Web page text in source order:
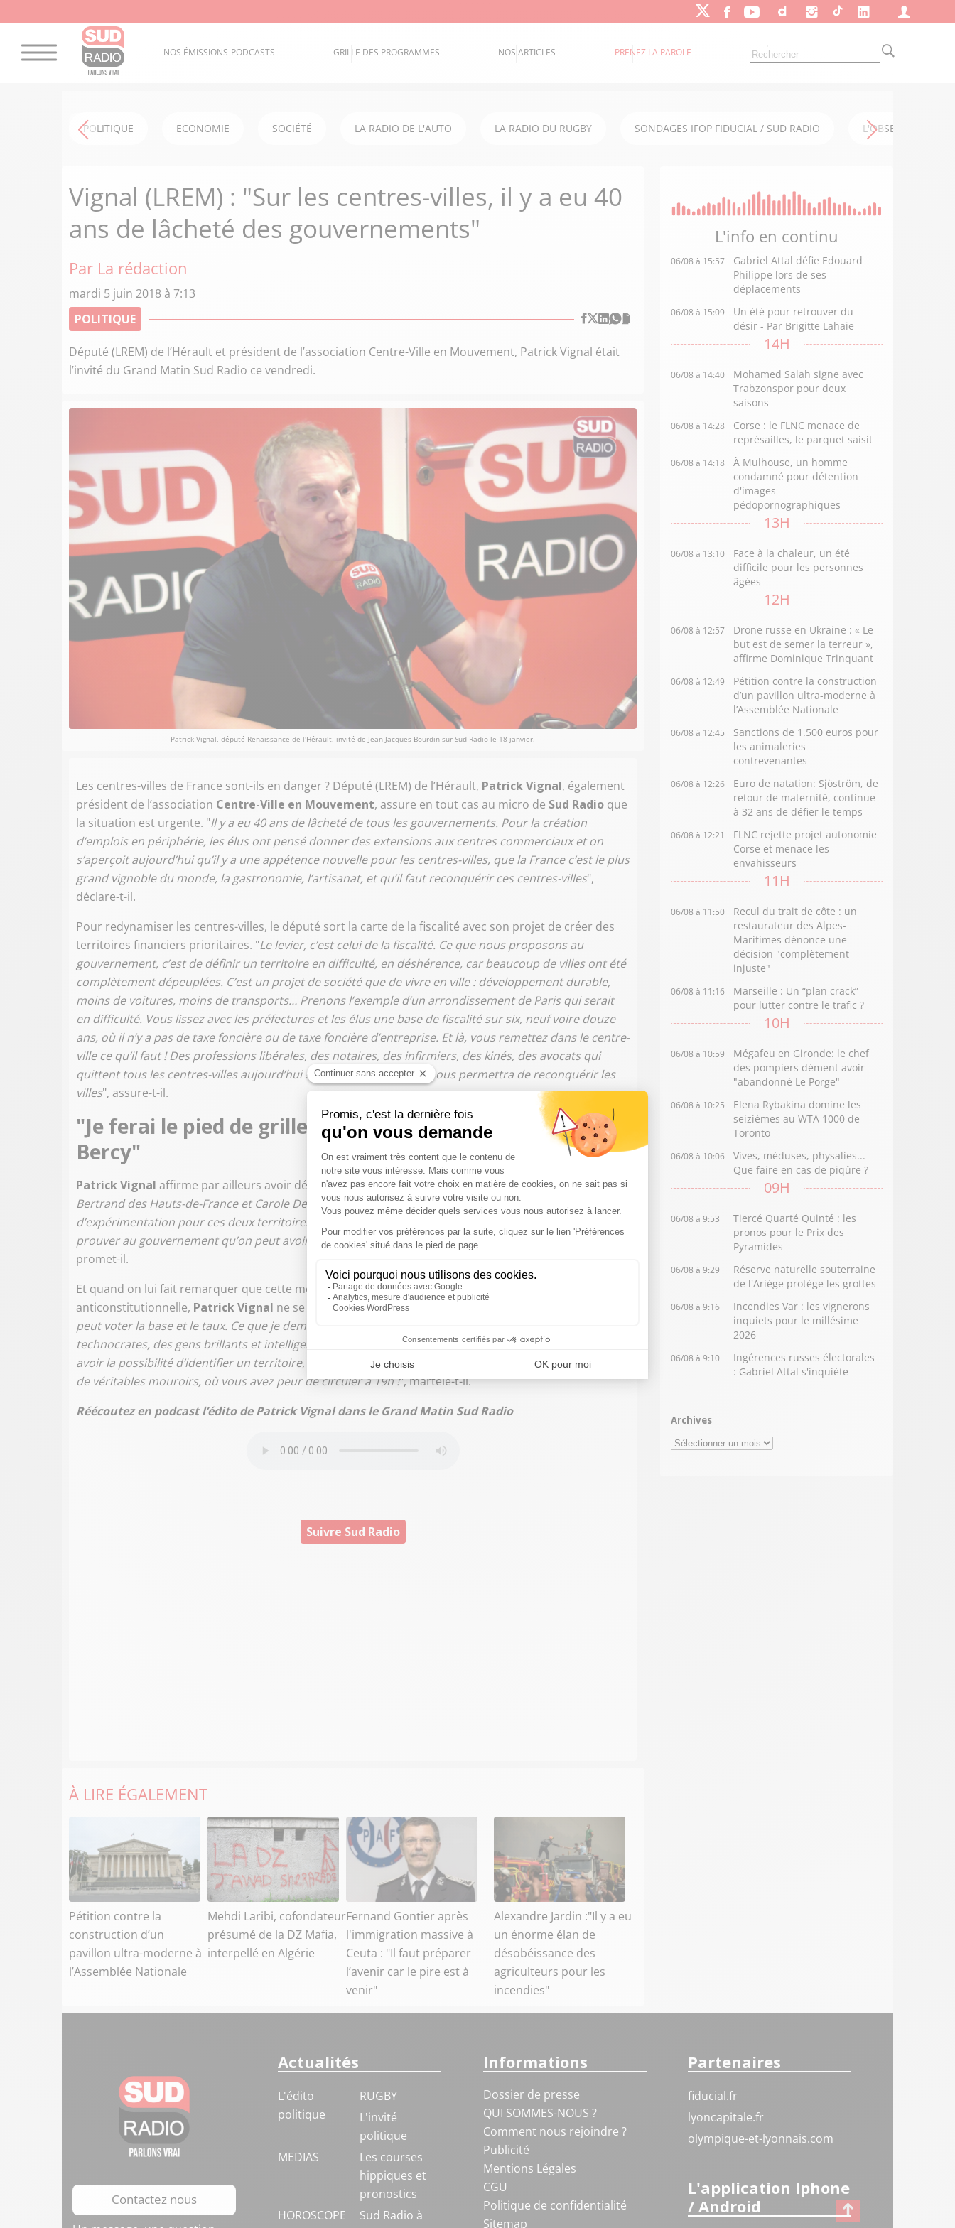
NOS ÉMISSIONS-PODCASTS GRILLE DES PROGRAMMES NOS ARTICLES PRENEZ LA PAROLE
POLITIQUE ECONOMIE SOCIÉTÉ LA RADIO DE L'AUTO LA RADIO DU RUGBY SONDAGES IFOP FIDUCIAL / SUD RADIO L'OBSERVATOIRE
Vignal (LREM) : "Sur les centres-villes, il y a eu 40
ans de lâcheté des gouvernements"
Par La rédaction
mardi 5 juin 2018 à 7:13
POLITIQUE
Député (LREM) de l’Hérault et président de l’association Centre-Ville en Mouvement, Patrick Vignal était
l’invité du Grand Matin Sud Radio ce vendredi.
Patrick Vignal, député Renaissance de l'Hérault, invité de Jean-Jacques Bourdin sur Sud Radio le 18 janvier.
Les centres-villes de France sont-ils en danger ? Député (LREM) de l’Hérault, Patrick Vignal, également
président de l’association Centre-Ville en Mouvement, assure en tout cas au micro de Sud Radio que
la situation est urgente. "Il y a eu 40 ans de lâcheté de tous les gouvernements. Pour la création
d’emplois en périphérie, les élus ont pensé donner des extensions aux centres commerciaux et on
s’aperçoit aujourd’hui qu’il y a une appétence nouvelle pour les centres-villes, que la France c’est le plus
grand vignoble du monde, la gastronomie, l’artisanat, et qu’il faut reconquérir ces centres-villes",
déclare-t-il.
Pour redynamiser les centres-villes, le député sort la carte de la fiscalité avec son projet de créer des
territoires financiers prioritaires. "Le levier, c’est celui de la fiscalité. Ce que nous proposons au
gouvernement, c’est de définir un territoire en difficulté, en déshérence, car beaucoup de villes ont été
complètement dépeuplées. C’est un projet de société que de vivre en ville : développement durable,
moins de voitures, moins de transports… Prenons l’exemple d’un arrondissement de Paris qui serait
en difficulté. Vous lissez avec les préfectures et les élus une base de fiscalité sur six, neuf voire douze
ans, où il n’y a pas de taxe foncière ou de taxe foncière d’entreprise. Et là, vous remettez dans le centre-
ville ce qu’il faut ! Des professions libérales, des notaires, des infirmiers, des kinés, des avocats qui
quittent tous les centres-villes aujourd’hui ! Ce territoire financier nous permettra de reconquérir les
villes", assure-t-il.
"Je ferai le pied de grille devant les technocrates de
Bercy"
Patrick Vignal affirme par ailleurs avoir déjà convaincu deux présidents de région. "Avec Xavier
Bertrand des Hauts-de-France et Carole Delga d’Occitanie, nous allons signer une convention
d’expérimentation pour ces deux territoires. Ce sont des présidents de région engagés, et on va
prouver au gouvernement qu’on peut avoir un territoire financier prioritaire au niveau communal
promet-il.
Et quand on lui fait remarquer que cette mesure d’exception fiscale pourrait être jugée
anticonstitutionnelle, Patrick Vignal ne se démonte pas. "Le maire a des possibilités. Chaque année, il
peut voter la base et le taux. Ce que je demande à Bercy, et je ferai le pied de grille devant ses
technocrates, des gens brillants et intelligents mais qui doivent venir sur le terrain, c’est qu’on puisse
avoir la possibilité d’identifier un territoire, une rue, un pâté de maison ! Il y a des centres-villes qui sont
de véritables mouroirs, où vous avez peur de circuler à 19h !", martèle-t-il.
Réécoutez en podcast l’édito de Patrick Vignal dans le Grand Matin Sud Radio
Suivre Sud Radio
À LIRE ÉGALEMENT
Pétition contre la
construction d’un
pavillon ultra-moderne à
l’Assemblée Nationale
Mehdi Laribi, cofondateur
présumé de la DZ Mafia,
interpellé en Algérie
Fernand Gontier après
l'immigration massive à
Ceuta : "Il faut préparer
l’avenir car le pire est à
venir"
Alexandre Jardin :"Il y a eu
un énorme élan de
désobéissance des
agriculteurs pour les
incendies"
L'info en continu
06/08 à 15:57
Gabriel Attal défie Edouard
Philippe lors de ses
déplacements
06/08 à 15:09
Un été pour retrouver du
désir - Par Brigitte Lahaie
14H
06/08 à 14:40
Mohamed Salah signe avec
Trabzonspor pour deux
saisons
06/08 à 14:28
Corse : le FLNC menace de
représailles, le parquet saisit
06/08 à 14:18
À Mulhouse, un homme
condamné pour détention
d'images
pédopornographiques
13H
06/08 à 13:10
Face à la chaleur, un été
difficile pour les personnes
âgées
12H
06/08 à 12:57
Drone russe en Ukraine : « Le
but est de semer la terreur »,
affirme Dominique Trinquant
06/08 à 12:49
Pétition contre la construction
d’un pavillon ultra-moderne à
l’Assemblée Nationale
06/08 à 12:45
Sanctions de 1.500 euros pour
les animaleries
contrevenantes
06/08 à 12:26
Euro de natation: Sjöström, de
retour de maternité, continue
à 32 ans de défier le temps
06/08 à 12:21
FLNC rejette projet autonomie
Corse et menace les
envahisseurs
11H
06/08 à 11:50
Recul du trait de côte : un
restaurateur des Alpes-
Maritimes dénonce une
décision "complètement
injuste"
06/08 à 11:16
Marseille : Un “plan crack”
pour lutter contre le trafic ?
10H
06/08 à 10:59
Mégafeu en Gironde: le chef
des pompiers dément avoir
"abandonné Le Porge"
06/08 à 10:25
Elena Rybakina domine les
seizièmes au WTA 1000 de
Toronto
06/08 à 10:06
Vives, méduses, physalies...
Que faire en cas de piqûre ?
09H
06/08 à 9:53
Tiercé Quarté Quinté : les
pronos pour le Prix des
Pyramides
06/08 à 9:29
Réserve naturelle souterraine
de l'Ariège protège les grottes
06/08 à 9:16
Incendies Var : les vignerons
inquiets pour le millésime
2026
06/08 à 9:10
Ingérences russes électorales
: Gabriel Attal s'inquiète
Archives
Archives
Contactez nous
Actualités
L'édito
politique
RUGBY
L'invité
politique
MEDIAS
Les courses
hippiques et
pronostics
HOROSCOPE
Sud Radio à
Informations
Dossier de presse
QUI SOMMES-NOUS ?
Comment nous rejoindre ?
Publicité
Mentions Légales
CGU
Politique de confidentialité
Sitemap
Partenaires
fiducial.fr
lyoncapitale.fr
olympique-et-lyonnais.com
L'application Iphone
/ Android